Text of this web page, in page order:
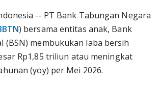
-- PT Bank Tabungan Negara
) bersama entitas anak, Bank
(BSN) membukukan laba bersih
Rp1,85 triliun atau meningkat
(yoy) per Mei 2026.